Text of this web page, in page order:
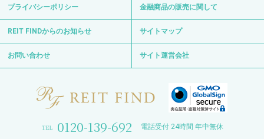
プライバシーポリシー 金融商品の販売に関して
REIT FINDからのお知らせ サイトマップ
お問い合わせ サイト運営会社
0120-139-692 電話受付 24時間 年中無休